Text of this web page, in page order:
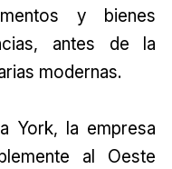
y bienes
antes de la
modernas.
York, la empresa
al Oeste